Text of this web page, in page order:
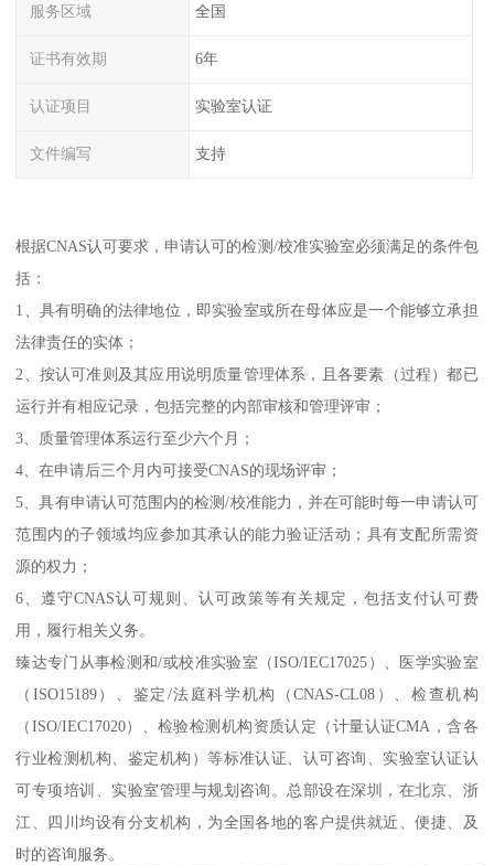
服务区域 全国
证书有效期 6年
认证项目 实验室认证
文件编写 支持
根据CNAS认可要求，申请认可的检测/校准实验室必须满足的条件包
括：
1、具有明确的法律地位，即实验室或所在母体应是一个能够立承担
法律责任的实体；
2、按认可准则及其应用说明质量管理体系，且各要素（过程）都已
运行并有相应记录，包括完整的内部审核和管理评审；
3、质量管理体系运行至少六个月；
4、在申请后三个月内可接受CNAS的现场评审；
5、具有申请认可范围内的检测/校准能力，并在可能时每一申请认可
范围内的子领域均应参加其承认的能力验证活动；具有支配所需资
源的权力；
6、遵守CNAS认可规则、认可政策等有关规定，包括支付认可费
用，履行相关义务。
臻达专门从事检测和/或校准实验室（ISO/IEC17025）、医学实验室
（ISO15189）、鉴定/法庭科学机构（CNAS-CL08）、检查机构
（ISO/IEC17020）、检验检测机构资质认定（计量认证CMA，含各
行业检测机构、鉴定机构）等标准认证、认可咨询、实验室认证认
可专项培训、实验室管理与规划咨询。总部设在深圳，在北京、浙
江、四川均设有分支机构，为全国各地的客户提供就近、便捷、及
时的咨询服务。